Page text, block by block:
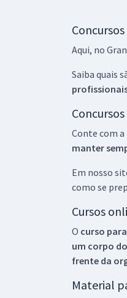
Concursos
Aqui, no
Saiba quais
Conte com a
manter
Em nosso
como se
Cursos
O curso
um corpo
frente da
Material